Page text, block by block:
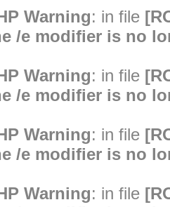
Warning: in file
/e modifier is no
Warning: in file
/e modifier is no
Warning: in file
/e modifier is no
Warning: in file